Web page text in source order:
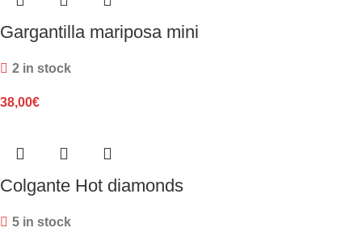
Gargantilla mariposa mini
2 in stock
38,00€
Colgante Hot diamonds
5 in stock